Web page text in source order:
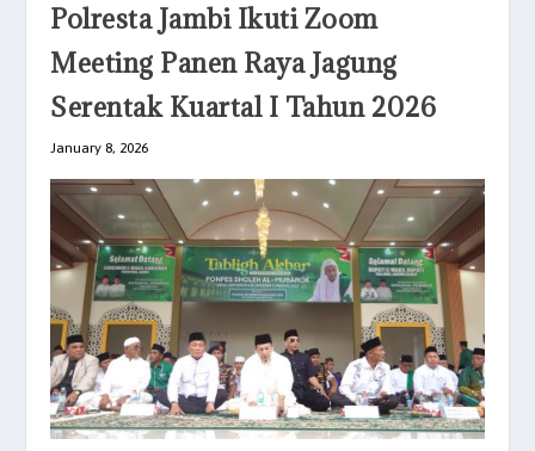
Polresta Jambi Ikuti Zoom
Meeting Panen Raya Jagung
Serentak Kuartal I Tahun 2026
January 8, 2026